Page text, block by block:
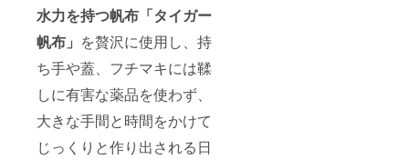
水力を持つ帆布「タイガー
帆布」 を贅沢に使用し、持
ち手や蓋、フチマキには鞣
しに有害な薬品を使わず、
大きな手間と時間をかけて
じっくりと作り出される日